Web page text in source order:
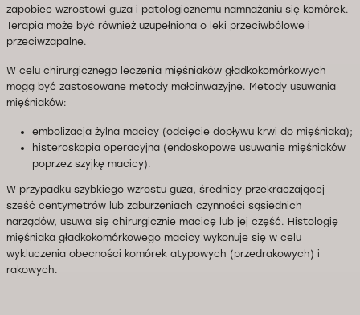
zapobiec wzrostowi guza i patologicznemu namnażaniu się komórek.
Terapia może być również uzupełniona o leki przeciwbólowe i
przeciwzapalne.
W celu chirurgicznego leczenia mięśniaków gładkokomórkowych
mogą być zastosowane metody małoinwazyjne. Metody usuwania
mięśniaków:
embolizacja żylna macicy (odcięcie dopływu krwi do mięśniaka);
histeroskopia operacyjna (endoskopowe usuwanie mięśniaków
poprzez szyjkę macicy).
W przypadku szybkiego wzrostu guza, średnicy przekraczającej
sześć centymetrów lub zaburzeniach czynności sąsiednich
narządów, usuwa się chirurgicznie macicę lub jej część. Histologię
mięśniaka gładkokomórkowego macicy wykonuje się w celu
wykluczenia obecności komórek atypowych (przedrakowych) i
rakowych.